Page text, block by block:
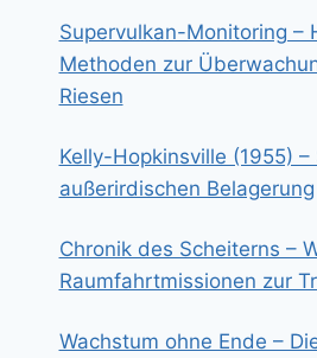
Supervulkan-Monitoring –
Methoden zur
Riesen
Kelly-Hopkinsville (1955)
außerirdischen Belagerung
Chronik des Scheiterns –
Raumfahrtmissionen zur
Wachstum ohne Ende –